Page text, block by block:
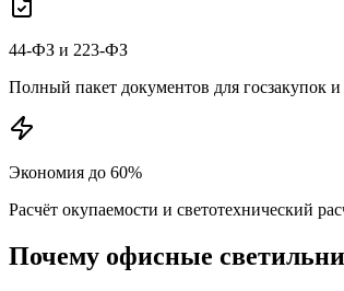
44-ФЗ и 223-ФЗ
Полный пакет документов для госзакупок и
Экономия до 60%
Расчёт окупаемости и светотехнический
Почему офисные